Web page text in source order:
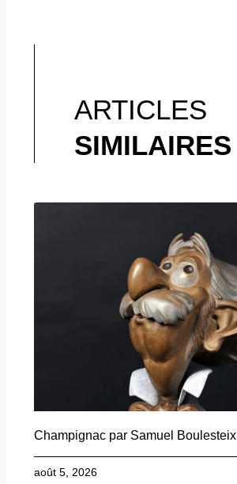
ARTICLES
SIMILAIRES
Champignac par Samuel Boulesteix
août 5, 2026